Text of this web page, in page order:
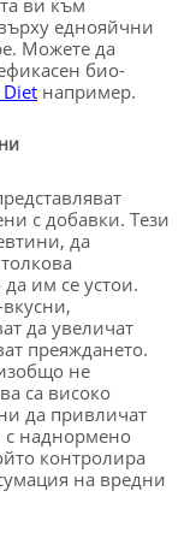
еднояйчни
Можете да
био-
например.
с добавки. Тези
да
им се устои.
да увеличат
преяждането.
не
са високо
да привличат
с наднормено
контролира
на вредни